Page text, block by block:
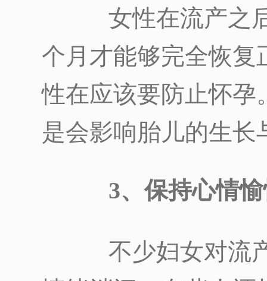
女性在流产之后
个月才能够完全恢复
性在应该要防止怀孕
是会影响胎儿的生长
3、保持心情愉
不少妇女对流产